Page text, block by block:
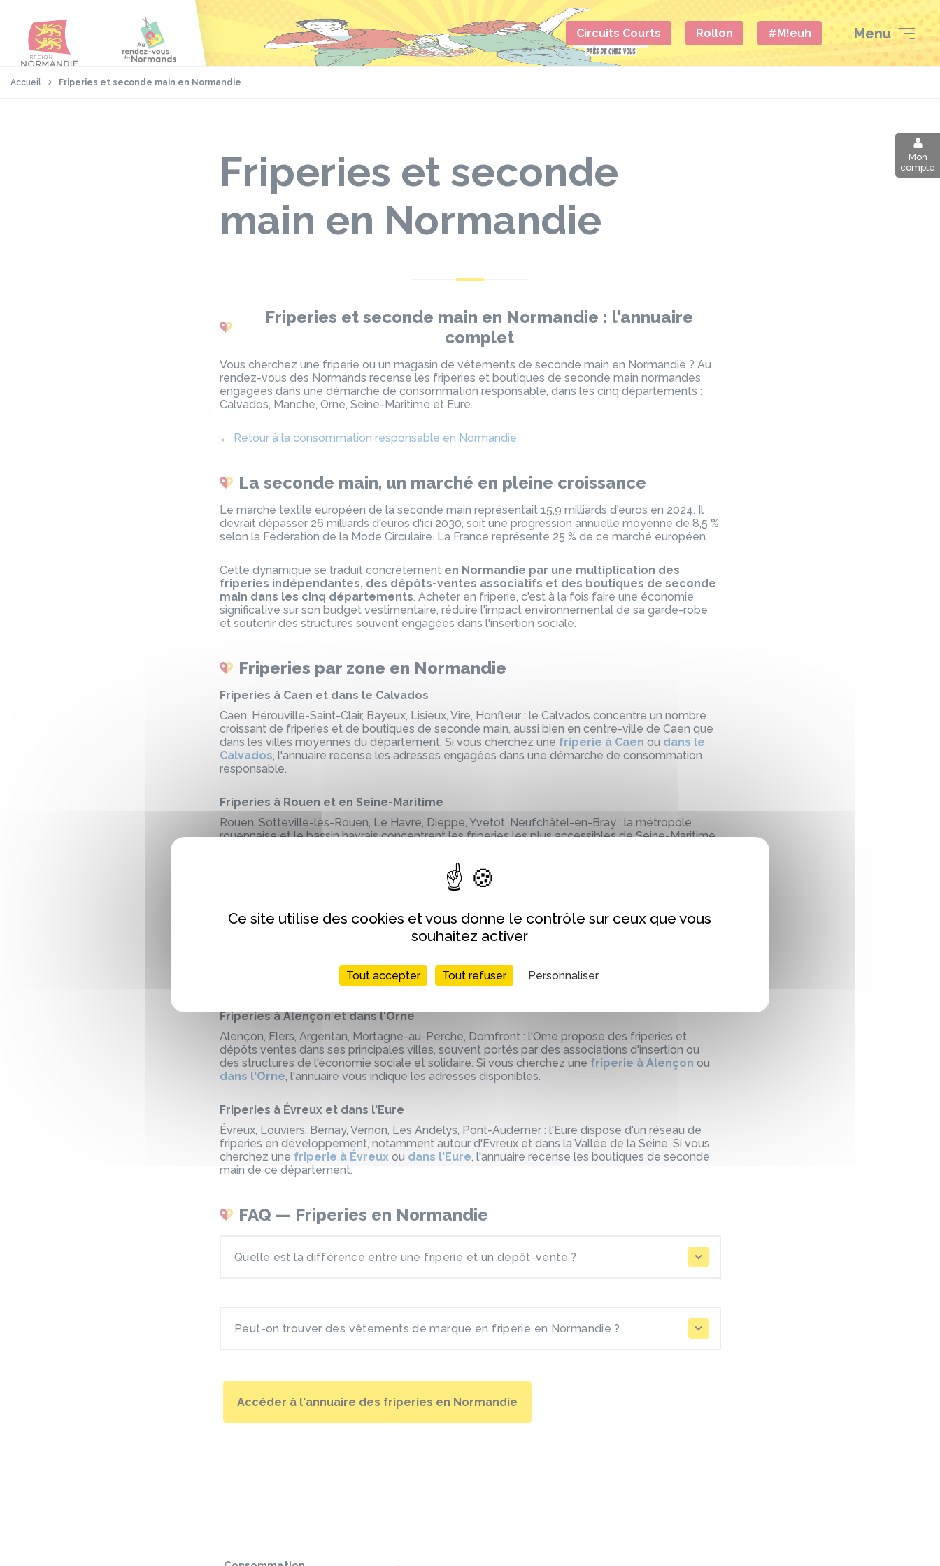
contenu
principal
page
Circuits Courts Rollon #M!euh Menu
Mon
compte
Accueil Friperies et seconde main en Normandie
Friperies et seconde
main en Normandie
Friperies et seconde main en Normandie : l'annuaire
complet
Vous cherchez une friperie ou un magasin de vêtements de seconde main en Normandie ? Au
rendez-vous des Normands recense les friperies et boutiques de seconde main normandes
engagées dans une démarche de consommation responsable, dans les cinq départements :
Calvados, Manche, Orne, Seine-Maritime et Eure.
← Retour à la consommation responsable en Normandie
La seconde main, un marché en pleine croissance
Le marché textile européen de la seconde main représentait 15,9 milliards d'euros en 2024. Il
devrait dépasser 26 milliards d'euros d'ici 2030, soit une progression annuelle moyenne de 8,5 %
selon la Fédération de la Mode Circulaire. La France représente 25 % de ce marché européen.
Cette dynamique se traduit concrètement en Normandie par une multiplication des
friperies indépendantes, des dépôts-ventes associatifs et des boutiques de seconde
main dans les cinq départements. Acheter en friperie, c'est à la fois faire une économie
significative sur son budget vestimentaire, réduire l'impact environnemental de sa garde-robe
et soutenir des structures souvent engagées dans l'insertion sociale.
Friperies par zone en Normandie
Friperies à Caen et dans le Calvados
Caen, Hérouville-Saint-Clair, Bayeux, Lisieux, Vire, Honfleur : le Calvados concentre un nombre
croissant de friperies et de boutiques de seconde main, aussi bien en centre-ville de Caen que
dans les villes moyennes du département. Si vous cherchez une friperie à Caen ou dans le
Calvados, l'annuaire recense les adresses engagées dans une démarche de consommation
responsable.
Friperies à Rouen et en Seine-Maritime
Rouen, Sotteville-lès-Rouen, Le Havre, Dieppe, Yvetot, Neufchâtel-en-Bray : la métropole
rouennaise et le bassin havrais concentrent les friperies les plus accessibles de Seine-Maritime.
à prix solidaires dans les quartiers des deux grandes villes. Si vous cherchez une
Seine-Maritime
Friperies à Cherbourg et dans la Manche
Cherbourg-en-Cotentin, Saint-Lô, Granville, Avranches, Valognes : la Manche dispose d'un
concentration notable autour de Cherbourg. Si vous cherchez une
friperie à Cherbourg
, l'annuaire recense les boutiques de seconde main engagées.
Friperies à Alençon et dans l'Orne
Alençon, Flers, Argentan, Mortagne-au-Perche, Domfront : l'Orne propose des friperies et
dépôts ventes dans ses principales villes, souvent portés par des associations d'insertion ou
des structures de l'économie sociale et solidaire. Si vous cherchez une friperie à Alençon ou
dans l'Orne, l'annuaire vous indique les adresses disponibles.
Friperies à Évreux et dans l'Eure
Évreux, Louviers, Bernay, Vernon, Les Andelys, Pont-Audemer : l'Eure dispose d'un réseau de
friperies en développement, notamment autour d'Évreux et dans la Vallée de la Seine. Si vous
cherchez une friperie à Évreux ou dans l'Eure, l'annuaire recense les boutiques de seconde
main de ce département.
FAQ — Friperies en Normandie
Quelle est la différence entre une friperie et un dépôt-vente ?
Peut-on trouver des vêtements de marque en friperie en Normandie ?
Accéder à l'annuaire des friperies en Normandie
Ce site utilise des cookies et vous donne le contrôle sur ceux que vous
souhaitez activer
Tout accepter Tout refuser Personnaliser